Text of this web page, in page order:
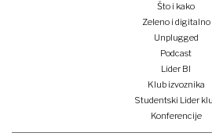
Što i kako
Zeleno i digitalno
Unplugged
Podcast
Lider BI
Klub izvoznika
Studentski Lider
Konferencije